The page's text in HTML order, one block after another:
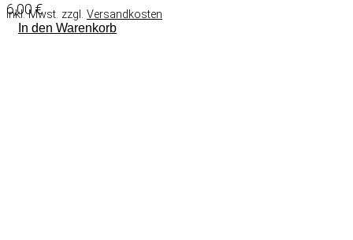
6,00€
inkl. Mwst. zzgl. Versandkosten
In den Warenkorb